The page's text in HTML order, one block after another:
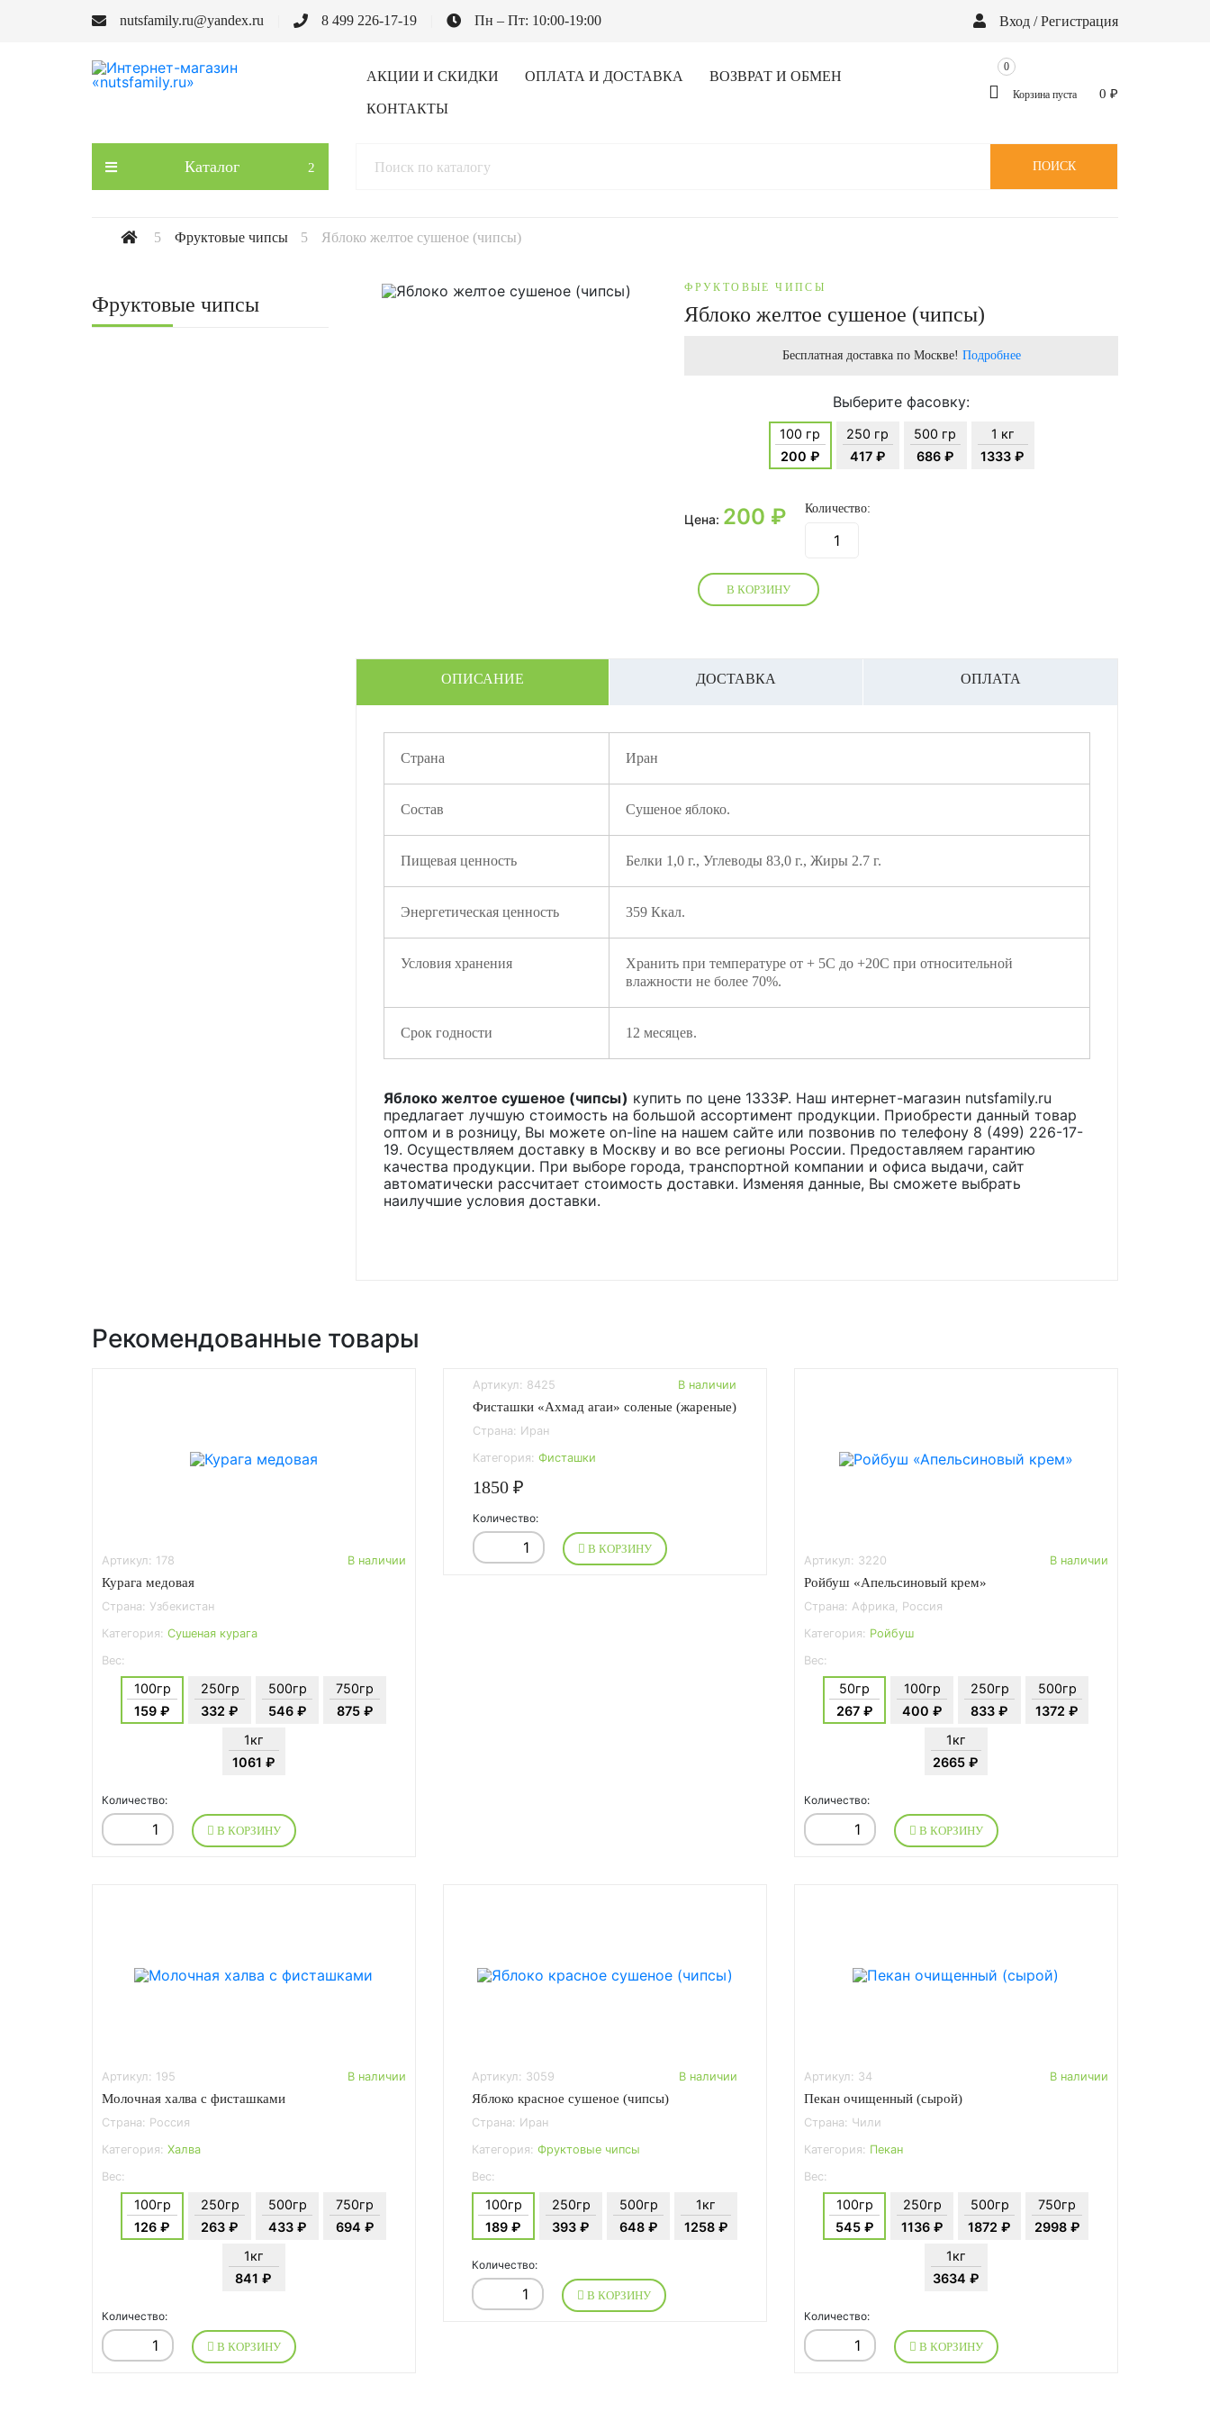
nutsfamily.ru@yandex.ru 8 499 226-17-19 Пн – Пт: 10:00-19:00 Вход / Регистрация
АКЦИИ И СКИДКИ ОПЛАТА И ДОСТАВКА ВОЗВРАТ И ОБМЕН
КОНТАКТЫ
Корзина пуста
0
0 ₽
Каталог ПОИСК
Фруктовые чипсы Яблоко желтое сушеное (чипсы)
Фруктовые чипсы
ФРУКТОВЫЕ ЧИПСЫ
Яблоко желтое сушеное (чипсы)
Бесплатная доставка по Москве! Подробнее
Выберите фасовку:
100 гр
200 ₽
250 гр
417 ₽
500 гр
686 ₽
1 кг
1333 ₽
Цена: 200 ₽ Количество:
В КОРЗИНУ
ОПИСАНИЕ ДОСТАВКА ОПЛАТА
Страна Иран
Состав Сушеное яблоко.
Пищевая ценность Белки 1,0 г., Углеводы 83,0 г., Жиры 2.7 г.
Энергетическая ценность 359 Ккал.
Условия хранения
Хранить при температуре от + 5С до +20С при относительной
влажности не более 70%.
Срок годности 12 месяцев.
Яблоко желтое сушеное (чипсы) купить по цене 1333₽. Наш интернет-магазин nutsfamily.ru
предлагает лучшую стоимость на большой ассортимент продукции. Приобрести данный товар
оптом и в розницу, Вы можете on-line на нашем сайте или позвонив по телефону 8 (499) 226-17-
19. Осуществляем доставку в Москву и во все регионы России. Предоставляем гарантию
качества продукции. При выборе города, транспортной компании и офиса выдачи, сайт
автоматически рассчитает стоимость доставки. Изменяя данные, Вы сможете выбрать
наилучшие условия доставки.
Рекомендованные товары
Артикул: 178 В наличии
Курага медовая
Страна: Узбекистан
Категория: Сушеная курага
Вес:
100гр
159 ₽
250гр
332 ₽
500гр
546 ₽
750гр
875 ₽
1кг
1061 ₽
Количество:
В КОРЗИНУ
Артикул: 8425 В наличии
Фисташки «Ахмад агаи» соленые (жареные)
Страна: Иран
Категория:Фисташки
1850 ₽
Количество:
В КОРЗИНУ
Артикул: 3220
В наличии
Ройбуш «Апельсиновый крем»
Страна: Африка, Россия
Категория: Ройбуш
Вес:
50гр
267 ₽
100гр
400 ₽
250гр
833 ₽
500гр
1372 ₽
1кг
2665 ₽
Количество:
В КОРЗИНУ
Артикул: 195 В наличии
Молочная халва с фисташками
Страна: Россия
Категория: Халва
Вес:
100гр
126 ₽
250гр
263 ₽
500гр
433 ₽
750гр
694 ₽
1кг
841 ₽
Количество:
В КОРЗИНУ
Артикул: 3059 В наличии
Яблоко красное сушеное (чипсы)
Страна: Иран
Категория:Фруктовые чипсы
Вес:
100гр
189 ₽
250гр
393 ₽
500гр
648 ₽
1кг
1258 ₽
Количество:
В КОРЗИНУ
Артикул: 34 В наличии
Пекан очищенный (сырой)
Страна: Чили
Категория: Пекан
Вес:
100гр
545 ₽
250гр
1136 ₽
500гр
1872 ₽
750гр
2998 ₽
1кг
3634 ₽
Количество:
В КОРЗИНУ